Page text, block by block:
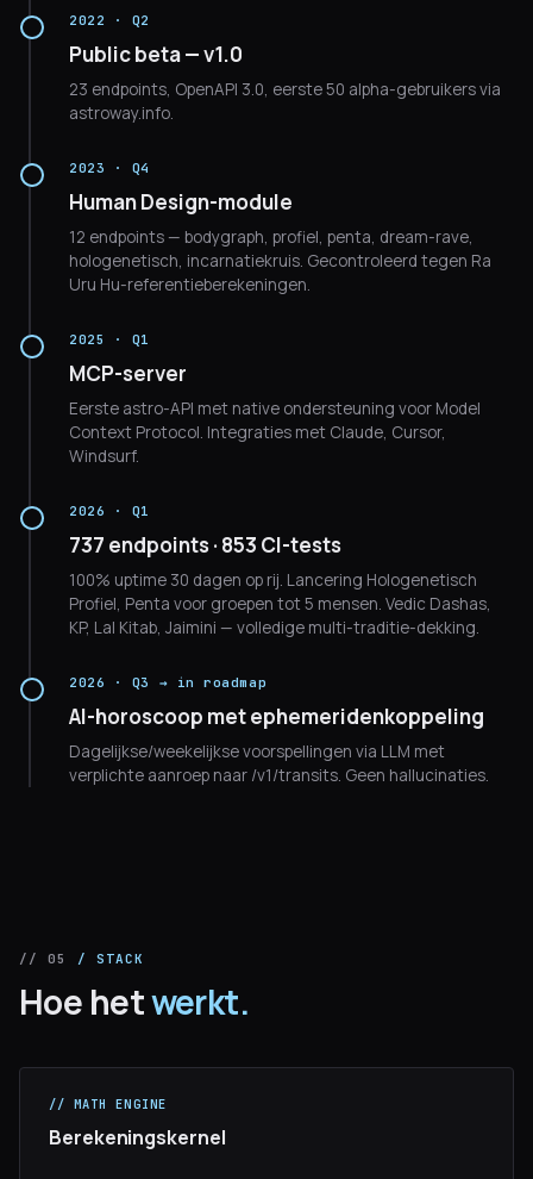
2022 · Q2
Public beta — v1.0
23 endpoints, OpenAPI 3.0, eerste 50 alpha-gebruikers via
astroway.info.
2023 · Q4
Human Design-module
12 endpoints — bodygraph, profiel, penta, dream-rave,
hologenetisch, incarnatiekruis. Gecontroleerd tegen Ra
Uru Hu-referentieberekeningen.
2025 · Q1
MCP-server
Eerste astro-API met native ondersteuning voor Model
Context Protocol. Integraties met Claude, Cursor,
Windsurf.
2026 · Q1
737 endpoints · 853 CI-tests
100% uptime 30 dagen op rij. Lancering Hologenetisch
Profiel, Penta voor groepen tot 5 mensen. Vedic Dashas,
KP, Lal Kitab, Jaimini — volledige multi-traditie-dekking.
2026 · Q3 → in roadmap
AI-horoscoop met ephemeridenkoppeling
Dagelijkse/weekelijkse voorspellingen via LLM met
verplichte aanroep naar /v1/transits. Geen hallucinaties.
// 05 / STACK
Hoe hetwerkt.
// MATH ENGINE
Berekeningskernel